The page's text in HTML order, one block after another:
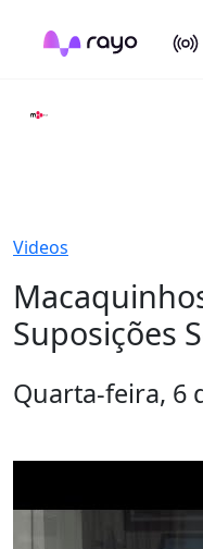
On
Videos
Suposições
Quarta-feira, 6